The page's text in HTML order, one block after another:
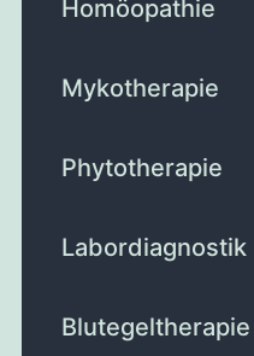
Homöopathie
Mykotherapie
Phytotherapie
Labordiagnostik
Blutegeltherapie